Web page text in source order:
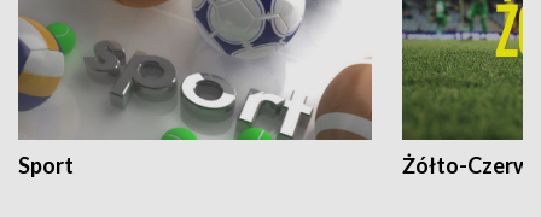
Sport Żółto-